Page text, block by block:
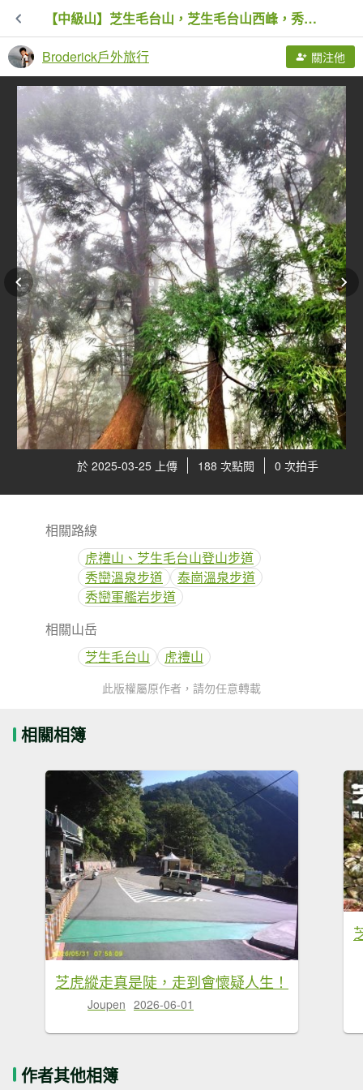
【中級山】芝生毛台山，芝生毛台山西峰，秀巒軍艦岩，屯野生步道，屯野生砲台
Broderick戶外旅行 關注他
於 2025-03-25 上傳 188 次點閱 0 次拍手
相關路線
虎禮山、芝生毛台山登山步道
秀巒溫泉步道
泰崗溫泉步道
秀巒軍艦岩步道
相關山岳
芝生毛台山
虎禮山
此版權屬原作者，請勿任意轉載
相關相簿
芝虎縱走真是陡，走到會懷疑人生！
Joupen 2026-06-01
作者其他相簿